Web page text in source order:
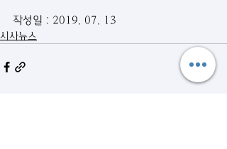
작성일 : 2019. 07. 13
시사뉴스